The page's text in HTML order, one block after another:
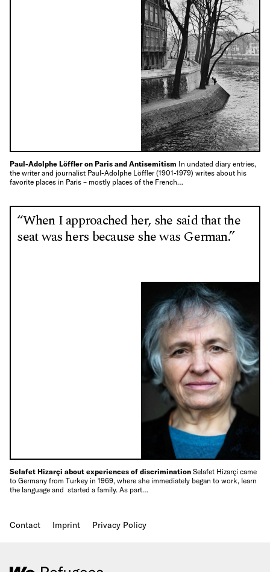
Paul-Adolphe Löffler on Paris and Antisemitism In undated diary entries,
the writer and journalist Paul-Adolphe Löffler (1901-1979) writes about his
favorite places in Paris – mostly places of the French…
“When I approached her, she said that the
seat was hers because she was German.”
Selafet Hizarçi about experiences of discrimination Selafet Hizarçi came
to Germany from Turkey in 1969, where she immediately began to work, learn
the language and started a family. As part…
Contact Imprint Privacy Policy